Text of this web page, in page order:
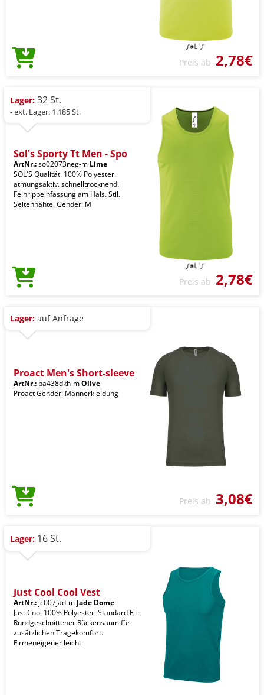
Preis ab 2,78€
Lager: 32 St.
- ext. Lager: 1.185 St.
Sol's Sporty Tt Men - Spo
ArtNr.:so02073neg-m Lime
SOL'S Qualität. 100% Polyester.
atmungsaktiv. schnelltrocknend.
Feinrippeinfassung am Hals. Stil.
Seitennähte. Gender: M
Preis ab 2,78€
Lager: auf Anfrage
Proact Men's Short-sleeve
ArtNr.: pa438dkh-mOlive
Proact Gender: Männerkleidung
Preis ab 3,08€
Lager: 16 St.
Just Cool Cool Vest
ArtNr.: jc007jad-m Jade Dome
Just Cool 100% Polyester. Standard Fit.
Rundgeschnittener Rückensaum für
zusätzlichen Tragekomfort.
Firmeneigener leicht